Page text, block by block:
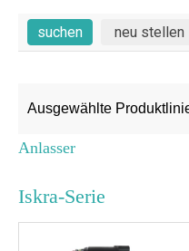
Ausgewählte
Anlasser
Iskra-Serie